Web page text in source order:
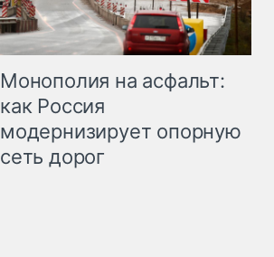
Монополия на асфальт:
как Россия
модернизирует опорную
сеть дорог